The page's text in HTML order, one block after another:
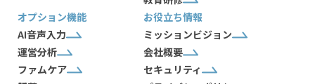
オプション機能
AI音声入力
運営分析
ファムケア
お役立ち情報
ミッションビジョン
会社概要
セキュリティ